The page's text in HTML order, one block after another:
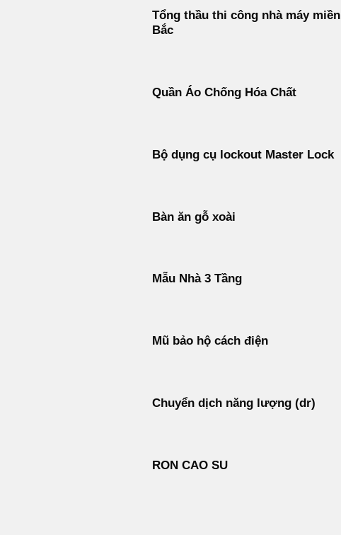
Tổng thầu thi công nhà máy miền
Bắc
Quần Áo Chống Hóa Chất
Bộ dụng cụ lockout Master Lock
Bàn ăn gỗ xoài
Mẫu Nhà 3 Tầng
Mũ bảo hộ cách điện
Chuyển dịch năng lượng (dr)
RON CAO SU